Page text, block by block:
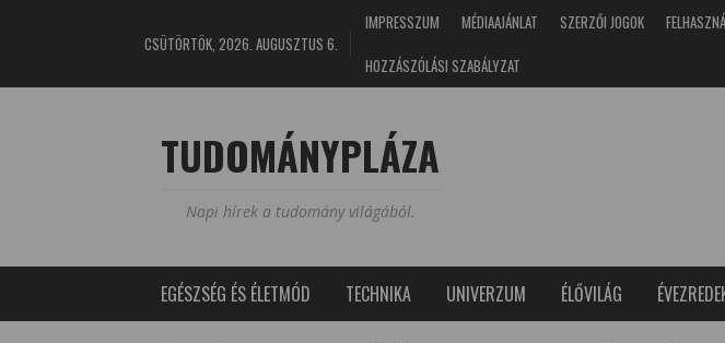
CSÜTÖRTÖK, 2026. AUGUSZTUS 6.
IMPRESSZUM MÉDIAAJÁNLAT SZERZŐI JOGOK
HOZZÁSZÓLÁSI SZABÁLYZAT
TUDOMÁNYPLÁZA
Napi hírek a tudomány világából.
EGÉSZSÉG ÉS ÉLETMÓD TECHNIKA UNIVERZUM ÉLŐVILÁG